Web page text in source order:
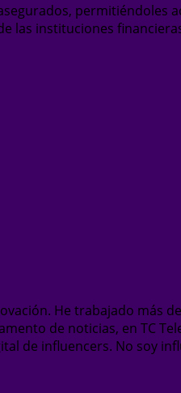
permitiéndoles
las instituciones
He trabajado más
de noticias, en TC
de influencers. No soy